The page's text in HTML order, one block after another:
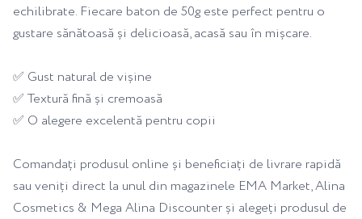
echilibrate. Fiecare baton de 50g este perfect pentru o
gustare sănătoasă și delicioasă, acasă sau în mișcare.
✅ Gust natural de vișine
✅ Textură fină și cremoasă
✅ O alegere excelentă pentru copii
Comandați produsul online și beneficiați de livrare rapidă
sau veniți direct la unul din magazinele EMA Market, Alina
Cosmetics & Mega Alina Discounter și alegeți produsul de